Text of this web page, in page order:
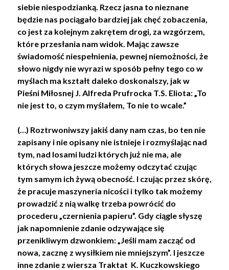
siebie niespodzianką. Rzecz jasna to nieznane
będzie nas pociągało bardziej jak chęć zobaczenia,
co jest za kolejnym zakrętem drogi, za wzgórzem,
które przesłania nam widok. Mając zawsze
świadomość niespełnienia, pewnej niemożności, że
słowo nigdy nie wyrazi w sposób pełny tego co w
myślach ma kształt daleko doskonalszy, jak w
Pieśni Miłosnej J. Alfreda Prufrocka T.S. Eliota: „To
nie jest to, o czym myślałem, To nie to wcale.”
(…) Roztrwoniwszy jakiś dany nam czas, bo ten nie
zapisany i nie opisany nie istnieje i rozmyślając nad
tym, nad losami ludzi których już nie ma, ale
których słowa jeszcze możemy odczytać czując
tym samym ich żywą obecność. I czując przez skórę,
że pracuje maszyneria nicości i tylko tak możemy
prowadzić z nią walkę trzeba powrócić do
procederu „czernienia papieru”. Gdy ciągle słyszę
jak napomnienie zdanie odzywające się
przenikliwym dzwonkiem: „Jeśli mam zacząć od
nowa, zacznę z wysiłkiem nie mniejszym”. I jeszcze
inne zdanie z wiersza Traktat K. Kuczkowskiego